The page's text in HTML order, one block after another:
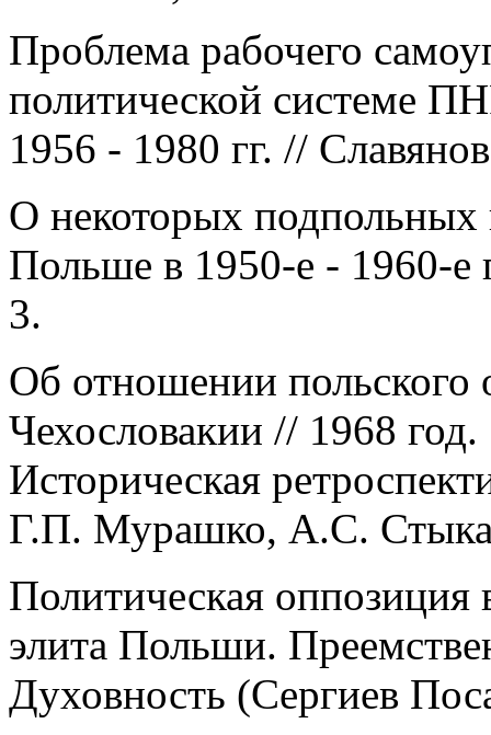
Проблема рабочего
политической системе
1956 - 1980 гг. //
О некоторых подпольных
Польше в 1950-е - 1960-е
3.
Об отношении польского
Чехословакии // 1968
Историческая
Г.П. Мурашко, А.С.
Политическая
элита Польши.
Духовность (Сергиев